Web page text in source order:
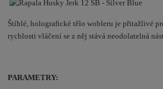
Štíhlé, holografické tělo wobleru je přitažlivé
rychlosti vláčení se z něj stává neodolatelná
PARAMETRY: